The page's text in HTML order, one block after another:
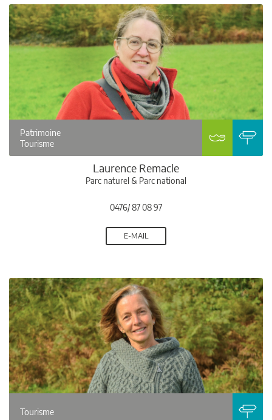
Patrimoine
Tourisme
Laurence Remacle
Parc naturel & Parc national
0476/ 87 08 97
E-MAIL
Tourisme